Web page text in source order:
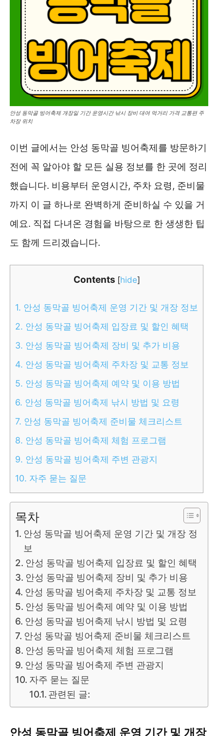
안성 동막골 빙어축제 개장일 기간 운영시간 낚시 장비 대여 먹거리 가격 교통편 주
차장 위치
이번 글에서는 안성 동막골 빙어축제를 방문하기
전에 꼭 알아야 할 모든 실용 정보를 한 곳에 정리
했습니다. 비용부터 운영시간, 주차 요령, 준비물
까지 이 글 하나로 완벽하게 준비하실 수 있을 거
예요. 직접 다녀온 경험을 바탕으로 한 생생한 팁
도 함께 드리겠습니다.
Contents [hide]
1. 안성 동막골 빙어축제 운영 기간 및 개장 정보
2. 안성 동막골 빙어축제 입장료 및 할인 혜택
3. 안성 동막골 빙어축제 장비 및 추가 비용
4. 안성 동막골 빙어축제 주차장 및 교통 정보
5. 안성 동막골 빙어축제 예약 및 이용 방법
6. 안성 동막골 빙어축제 낚시 방법 및 요령
7. 안성 동막골 빙어축제 준비물 체크리스트
8. 안성 동막골 빙어축제 체험 프로그램
9. 안성 동막골 빙어축제 주변 관광지
10. 자주 묻는 질문
목차
안성 동막골 빙어축제 운영 기간 및 개장 정
보
안성 동막골 빙어축제 입장료 및 할인 혜택
안성 동막골 빙어축제 장비 및 추가 비용
안성 동막골 빙어축제 주차장 및 교통 정보
안성 동막골 빙어축제 예약 및 이용 방법
안성 동막골 빙어축제 낚시 방법 및 요령
안성 동막골 빙어축제 준비물 체크리스트
안성 동막골 빙어축제 체험 프로그램
안성 동막골 빙어축제 주변 관광지
자주 묻는 질문
관련된 글:
안성 동막골 빙어축제 운영 기간 및 개장